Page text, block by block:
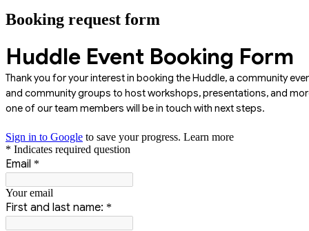
Booking request form